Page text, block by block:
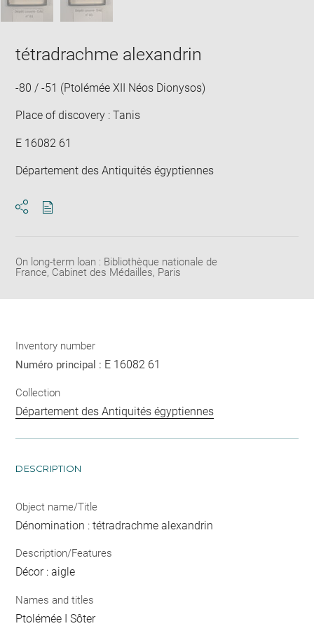
tétradrachme alexandrin
-80 / -51 (Ptolémée XII Néos Dionysos)
Place of discovery : Tanis
E 16082 61
Département des Antiquités égyptiennes
On long-term loan : Bibliothèque nationale de
France, Cabinet des Médailles, Paris
Inventory number
Numéro principal : E 16082 61
Collection
Département des Antiquités égyptiennes
DESCRIPTION
Object name/Title
Dénomination : tétradrachme alexandrin
Description/Features
Décor : aigle
Names and titles
Ptolémée I Sôter